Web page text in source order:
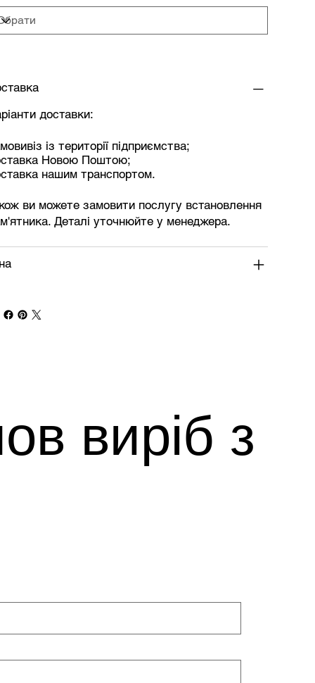
доставки:
із території підприємства;
Новою Поштою;
нашим транспортом.
ви можете замовити послугу встановлення
Деталі уточнюйте у менеджера.
виріб з